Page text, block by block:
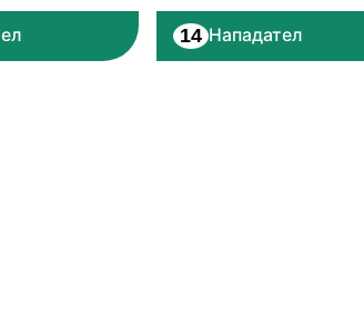
14 Нападател